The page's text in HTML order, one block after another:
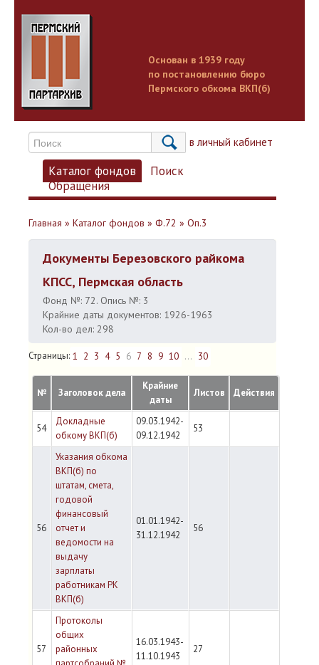
Основан в 1939 году
по постановлению бюро
Пермского обкома ВКП(б)
Вход в личный кабинет
Каталог фондов
Поиск
Обращения
Главная » Каталог фондов » Ф.72 » Оп.3
Документы Березовского райкома
КПСС, Пермская область
Фонд №: 72. Опись №: 3
Крайние даты документов: 1926-1963
Кол-во дел: 298
Страницы: 1 2 3 4 5 6 7 8 9 10 ... 30
№ Заголовок дела
Крайние
даты
Листов Действия
54
Докладные
обкому ВКП(б)
09.03.1942-
09.12.1942
53
56
Указания обкома
ВКП(б) по
штатам, смета,
годовой
финансовый
отчет и
ведомости на
выдачу
зарплаты
работникам РК
ВКП(б)
01.01.1942-
31.12.1942
56
57
Протоколы
общих
районных
16.03.1943-
11.10.1943
27